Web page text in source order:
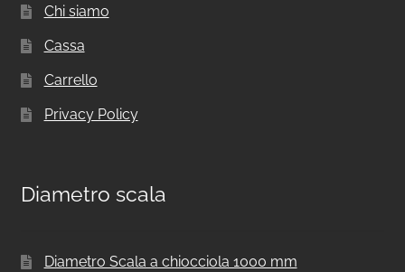
Chi siamo
Cassa
Carrello
Privacy Policy
Diametro scala
Diametro Scala a chiocciola 1000 mm